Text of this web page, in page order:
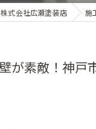
式会社広瀬塗装店 施
が素敵！神